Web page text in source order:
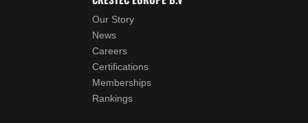
Our Story
News
Careers
Certifications
Memberships
Rankings